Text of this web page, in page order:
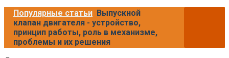
Популярные статьи Выпускной
клапан двигателя - устройство,
принцип работы, роль в механизме,
проблемы и их решения